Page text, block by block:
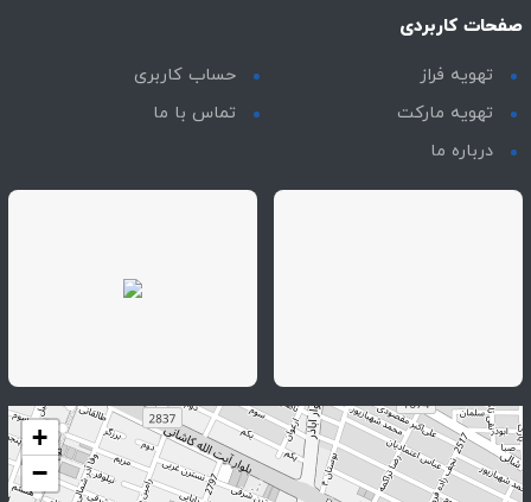
صفحات کاربردی
تهویه فراز
حساب کاربری
تهویه مارکت
تماس با ما
درباره ما
+
−